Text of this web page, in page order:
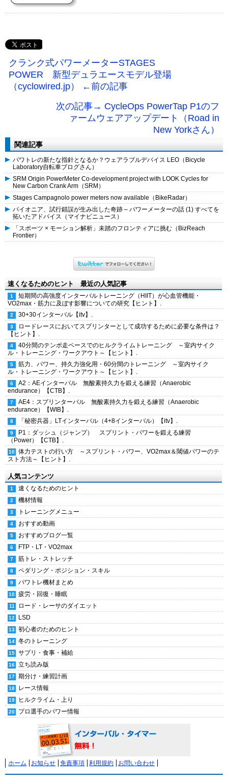
クランク式パワーメーターSTAGES
POWER 新型デュラエースモデル登場
（cyclowired.jp） ←前の記事
次の記事→ CycleOps PowerTap P1のフ
ァームウェアアップデート（Road in
New Yorkさん）
関連記事
パワトレの新たな指針となるか？ウェアラブルデバイス LEO（Bicycle
Laboratory自転車ブログさん）
SRM Origin PowerMeter Co-development project with LOOK Cycles for
New Carbon Crank Arm（SRM）
Stages Campagnolo power meters now available（BikeRadar）
パイオニア、試行錯誤が生み出した奇跡 – パワーメーターの話 (1) すべてを
拓いたアドバイス（マイナビニュース）
「スポーツ × モーション解析」未踏のフロンティアに挑む（BizReach
Frontier）
速くなるためのヒント 最近の人気記事
短期間の高強度インターバルトレーニング（HIIT）が心血管機能・
VO2max・筋力に及ぼす影響についての研究【ヒント】.
30+30インターバル【itv】.
ロードレースにおいてスプリンターとして成功するために必要な条件は？
【ヒント】.
40分間のテンポ走ペースでのヒルクライムトレーニング ～室内サイク
ル・トレーニング・ワークアウト～【ヒント】.
筋力、パワー、持久力強化用・60分間のトレーニング ～室内サイク
ル・トレーニング・ワークアウト～【ヒント】.
A2：AEインターバル 無酸素持久力を鍛える練習（Anaerobic
endurance）【CTB】.
AE4：スプリンターバル 無酸素持久力を鍛える練習（Anaerobic
endurance）【WIB】.
「秘密兵器」LTインターバル（4+8インターバル）【itv】.
P1：ダッシュ（ジャンプ） スプリント・パワーを鍛える練習
（Power）【CTB】.
体力テストの行い方 ～スプリント・パワー、VO2max＆閾値パワーのテ
スト方法～【ヒント】.
人気コンテンツ
速くなるためのヒント
機材情報
トレーニングメニュー
おすすめ動画
おすすめブログ一覧
FTP・LT・VO2max
筋トレ・ストレッチ
ペダリング・ポジション・スキル
パワトレ機材まとめ
疲労・回復・睡眠
ロード・レーサのダイエット
LSD
初心者のためのヒント
冬のトレーニング
サプリ・食事・補給
立ち読み版
期分け・練習計画
レース情報
ヒルクライム・上り
プロ選手のパワー情報
ホーム お知らせ 免責事項 利用規約 お問い合わせ